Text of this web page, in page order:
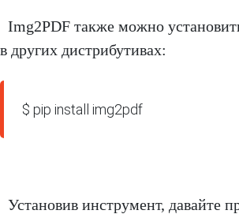
Img2PDF также можно
в других дистрибутивах:
$ pip install img2pdf
Установив инструмент, давайте